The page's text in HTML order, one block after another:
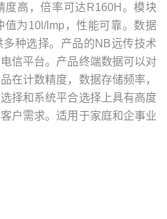
度高，倍率可达R160H。模块
值为10l/lmp，性能可靠。数据
种选择。产品的NB远传技术
信平台。产品终端数据可以对
在计数精度，数据存储频率，
择和系统平合选择上具有高度
户需求。适用于家庭和企事业